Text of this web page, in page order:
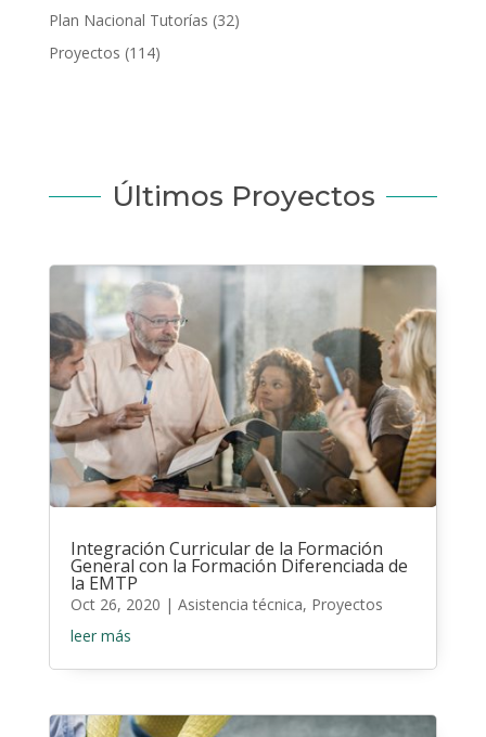
Plan Nacional Tutorías (32)
Proyectos (114)
Últimos Proyectos
Integración Curricular de la Formación
General con la Formación Diferenciada de
la EMTP
Oct 26, 2020 | Asistencia técnica, Proyectos
leer más